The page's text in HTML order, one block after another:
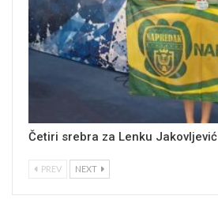
Četiri srebra za Lenku Jakovljević
PREV NEXT